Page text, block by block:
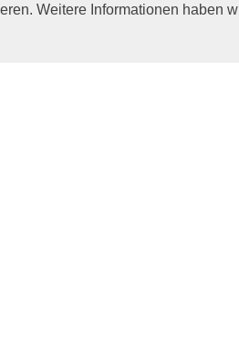
Weitere Informationen haben